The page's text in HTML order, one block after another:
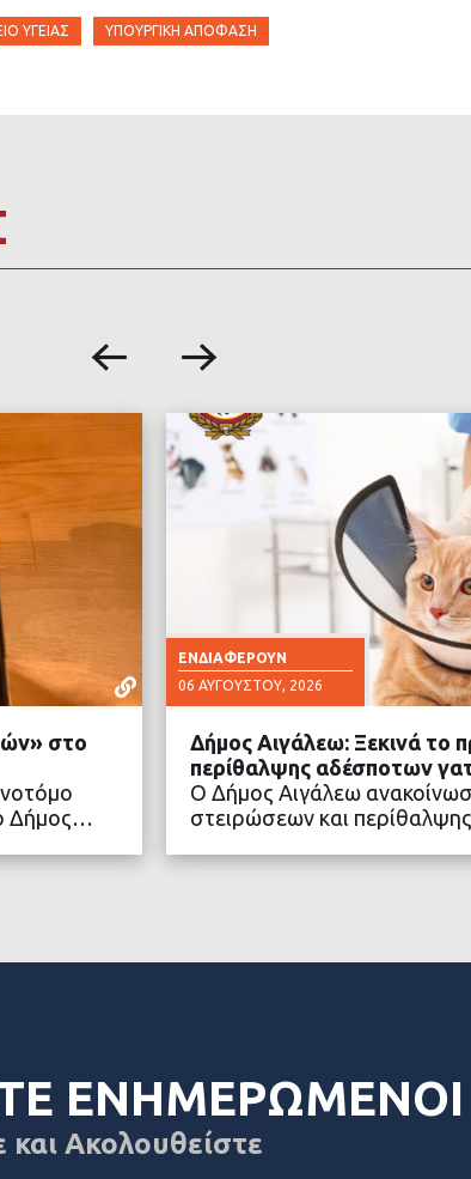
ΥΓΕΊΑΣ ΥΠΟΥΡΓΙΚΉ ΑΠΌΦΑΣΗ
στο
Δήμος…
ΕΝΔΙΑΦΈΡΟΥΝ
06 ΑΥΓΟΎΣΤΟΥ, 2026
Δήμος Αιγάλεω: Ξεκινά το
περίθαλψης αδέσποτων
Ο Δήμος Αιγάλεω
στειρώσεων και
ΕΝΗΜΕΡΩΜΕΝΟΙ
και Ακολουθείστε